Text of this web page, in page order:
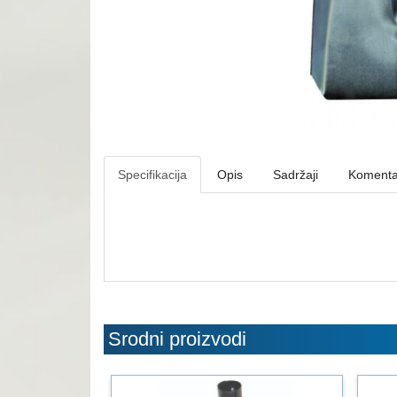
Specifikacija Opis Sadržaji
Srodni proizvodi